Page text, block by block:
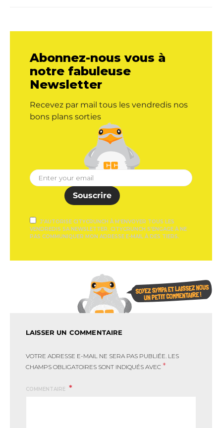
Abonnez-nous vous à
notre fabuleuse
Newsletter
Recevez par mail tous les vendredis nos
bons plans sorties
Souscrire
J'AUTORISE CITYCRUNCH À M'ENVOYER TOUS LES
VENDREDIS SA NEWSLETTER. CITYCRUNCH S'ENGAGE À NE
PAS COMMUNIQUER MON ADRESSE E-MAIL À DES TIERS.
LAISSER UN COMMENTAIRE
VOTRE ADRESSE E-MAIL NE SERA PAS PUBLIÉE. LES
CHAMPS OBLIGATOIRES SONT INDIQUÉS AVEC *
COMMENTAIRE